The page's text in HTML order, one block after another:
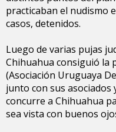
practicaban el nudismo
casos, detenidos.
Luego de varias pujas
Chihuahua consiguió la
(Asociación Uruguaya
junto con sus
concurre a Chihuahua
sea vista con buenos